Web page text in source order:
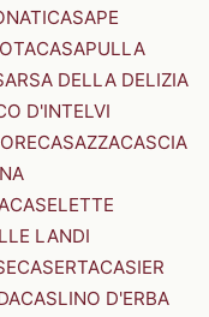
CASAPE
CASAPULLA
DELLA DELIZIA
D'INTELVI
CASAZZACASCIA
CASELETTE
LANDI
CASERTACASIER
CASLINO D'ERBA